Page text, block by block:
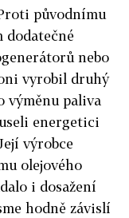
původnímu
dodatečné
nebo
vyrobil druhý
výměnu paliva
energetici
výrobce
olejového
i dosažení
hodně závislí